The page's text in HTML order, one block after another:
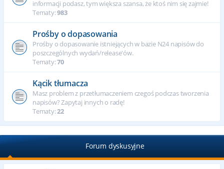
informacji podasz, tym większa szansa, że ktoś nim się zajmie!
Tematy:983
Prośby o dopasowania
Prośby o dopasowanie istniejących w bazie N24 napisów do
poszczególnych wydań/release'ów.
Tematy:70
Kącik tłumacza
Masz problem z przetłumaczeniem czegoś podczas tworzenia
napisów? Zapytaj innych o radę!
Tematy:22
Forum dyskusyjne